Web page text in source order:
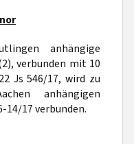
anhängige
verbunden mit 10
Js 546/17, wird zu
anhängigen
14/17 verbunden.